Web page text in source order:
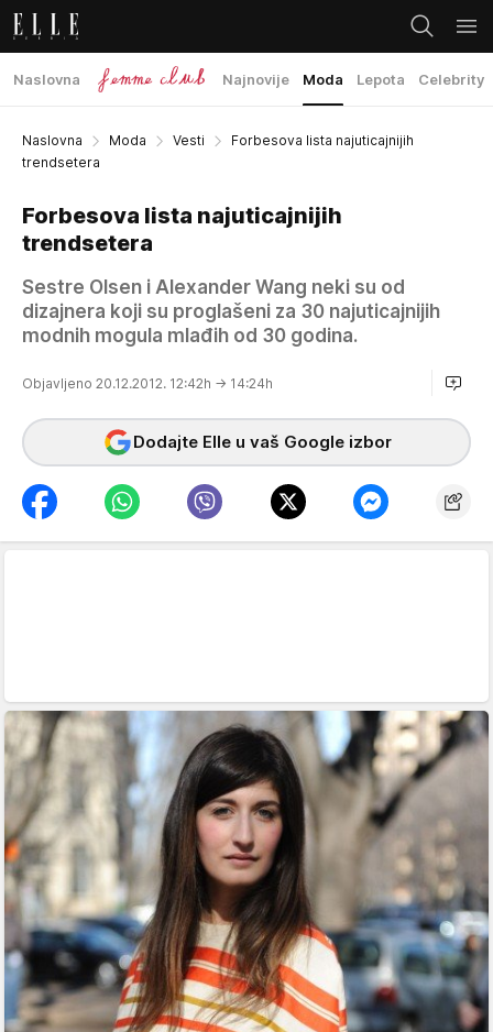
Naslovna Najnovije Moda Lepota Celebrity
Naslovna Moda Vesti
Forbesova lista najuticajnijih
trendsetera
Forbesova lista najuticajnijih
trendsetera
Sestre Olsen i Alexander Wang neki su od
dizajnera koji su proglašeni za 30 najuticajnijih
modnih mogula mlađih od 30 godina.
Objavljeno 20.12.2012. 12:42h → 14:24h
Dodajte Elle u vaš Google izbor